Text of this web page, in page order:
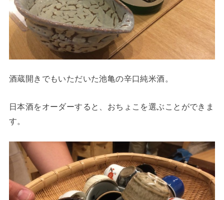
酒蔵開きでもいただいた池亀の辛口純米酒。
日本酒をオーダーすると、おちょこを選ぶことができま
す。